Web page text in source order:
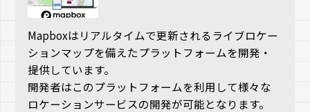
Mapboxはリアルタイムで更新されるライブロケー
ションマップを備えたプラットフォームを開発・
提供しています。
開発者はこのプラットフォームを利用して様々な
ロケーションサービスの開発が可能となります。